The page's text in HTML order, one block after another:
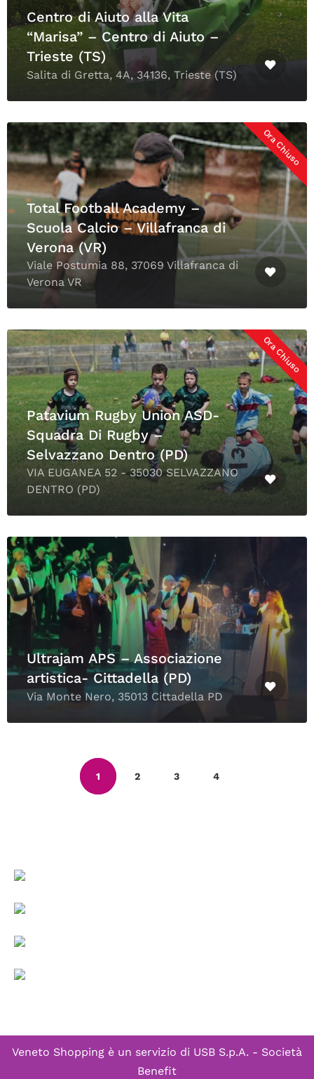
Centro di Aiuto alla Vita
“Marisa” – Centro di Aiuto –
Trieste (TS)
Salita di Gretta, 4A, 34136, Trieste (TS)
Ora Chiuso
Total Football Academy –
Scuola Calcio – Villafranca di
Verona (VR)
Viale Postumia 88, 37069 Villafranca di
Verona VR
Ora Chiuso
Patavium Rugby Union ASD-
Squadra Di Rugby –
Selvazzano Dentro (PD)
VIA EUGANEA 52 - 35030 SELVAZZANO
DENTRO (PD)
Ultrajam APS – Associazione
artistica- Cittadella (PD)
Via Monte Nero, 35013 Cittadella PD
1 2 3 4
Veneto Shopping è un servizio di USB S.p.A. - Società
Benefit